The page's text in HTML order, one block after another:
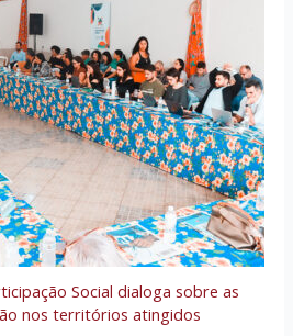
Social dialoga sobre as
nos territórios atingidos